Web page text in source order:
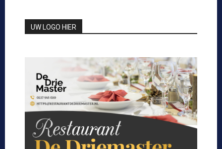
UW LOGO HIER